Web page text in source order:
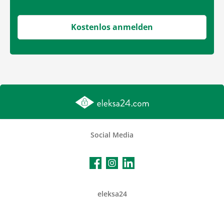
Kostenlos anmelden
Social Media
FacebookInstagramLinkedIn
eleksa24